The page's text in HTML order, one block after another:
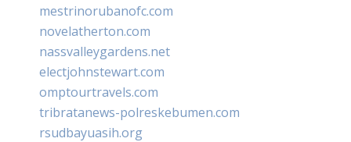
mestrinorubanofc.com
novelatherton.com
nassvalleygardens.net
electjohnstewart.com
omptourtravels.com
tribratanews-polreskebumen.com
rsudbayuasih.org